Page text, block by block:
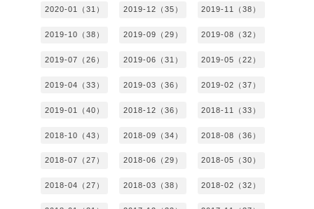
2020-01（31） 2019-12（35） 2019-11（38）
2019-10（38） 2019-09（29） 2019-08（32）
2019-07（26） 2019-06（31） 2019-05（22）
2019-04（33） 2019-03（36） 2019-02（37）
2019-01（40） 2018-12（36） 2018-11（33）
2018-10（43） 2018-09（34） 2018-08（36）
2018-07（27） 2018-06（29） 2018-05（30）
2018-04（27） 2018-03（38） 2018-02（32）